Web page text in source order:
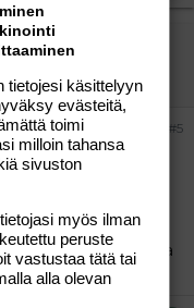
#5
jäähdytellä
ei tehdä
10-20 välisenä
tulee välttää
ehtii olla rakossa
tietojesi käsittelyyn
evästeitä,
toimi
milloin tahansa
sivuston
myös ilman
peruste
vastustaa tätä tai
alla olevan